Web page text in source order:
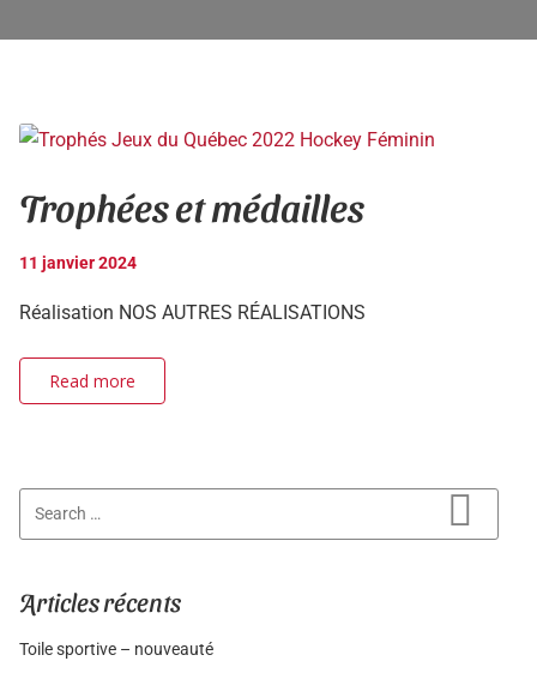
Trophées et médailles
11 janvier 2024
Réalisation NOS AUTRES RÉALISATIONS
Read more
Search
Articles récents
Toile sportive – nouveauté